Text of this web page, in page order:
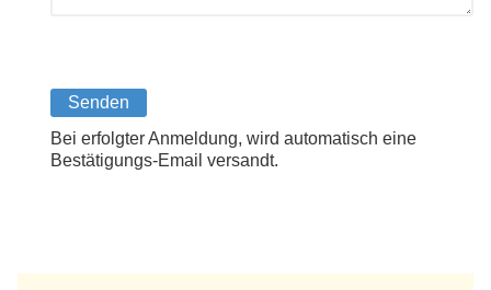
Bitte lasse dieses Feld leer.
Bei erfolgter Anmeldung, wird automatisch eine
Bestätigungs-Email versandt.